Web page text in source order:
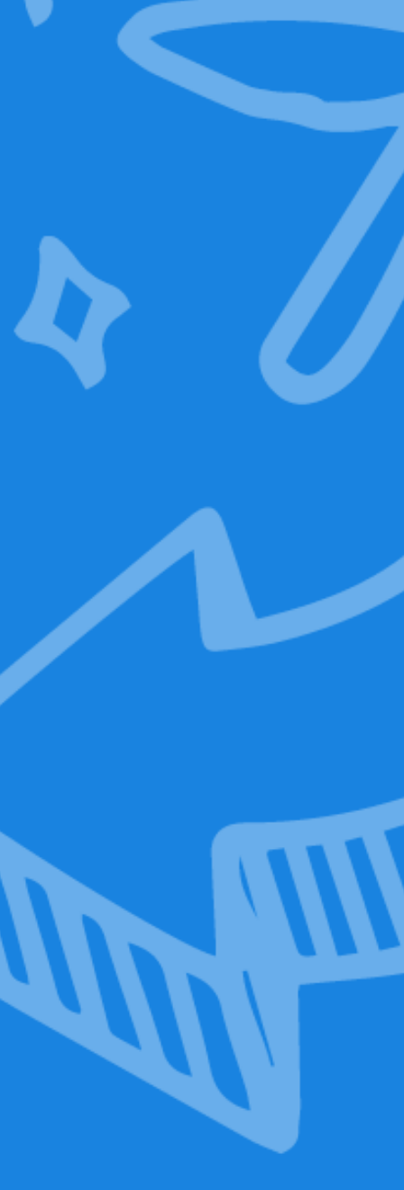
Riciclato e unico
ACQUISTA ORA
Marsupio
Rimanete liberi e bloccate la
vostra privacy
ACQUISTA ORA